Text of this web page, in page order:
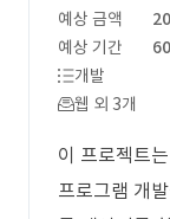
예상 금액
예상 기간
개발
웹 외 3개
이 프로젝트
프로그램 개